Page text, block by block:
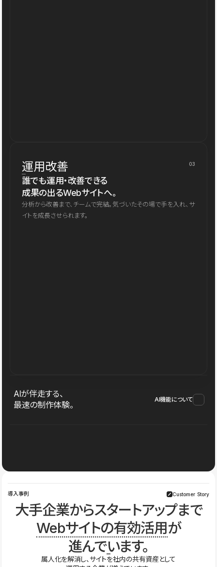
運用改善 03
誰でも運用・改善できる
成果の出るWebサイトへ。
分析から改善まで、チームで完結。気づいたその場で手を入れ、サ
イトを成長させられます。
AIが伴走する、
最速の制作体験。
AI機能について
導入事例 Customer Story
大手企業からスタートアップまで
Webサイトの有効活用が
進んでいます。
属人化を解消し、サイトを社内の共有資産として